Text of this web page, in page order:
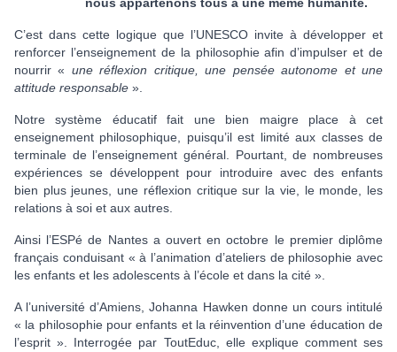
C’est dans cette logique que l’UNESCO invite à développer et
renforcer l’enseignement de la philosophie afin d’impulser et de
nourrir « une réflexion critique, une pensée autonome et une
attitude responsable ».
Notre système éducatif fait une bien maigre place à cet
enseignement philosophique, puisqu’il est limité aux classes de
terminale de l’enseignement général. Pourtant, de nombreuses
expériences se développent pour introduire avec des enfants
bien plus jeunes, une réflexion critique sur la vie, le monde, les
relations à soi et aux autres.
Ainsi l’ESPé de Nantes a ouvert en octobre le premier diplôme
français conduisant « à l’animation d’ateliers de philosophie avec
les enfants et les adolescents à l’école et dans la cité ».
A l’université d’Amiens, Johanna Hawken donne un cours intitulé
« la philosophie pour enfants et la réinvention d’une éducation de
l’esprit ». Interrogée par ToutEduc, elle explique comment ses